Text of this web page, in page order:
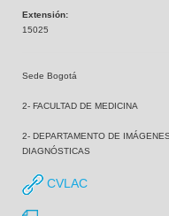
Extensión:
15025
Sede Bogotá
2- FACULTAD DE MEDICINA
2- DEPARTAMENTO DE IMÁGENES
DIAGNÓSTICAS
CVLAC